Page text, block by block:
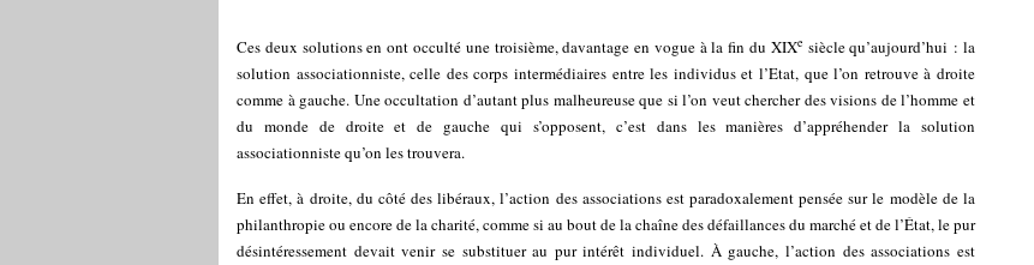
Ces deux solutions en ont occulté une troisième, davantage en vogue à la fin du XIXe siècle qu’aujourd’hui : la
solution associationniste, celle des corps intermédiaires entre les individus et l’Etat, que l’on retrouve à droite
comme à gauche. Une occultation d’autant plus malheureuse que si l’on veut chercher des visions de l’homme et
du monde de droite et de gauche qui s’opposent, c’est dans les manières d’appréhender la solution
associationniste qu’on les trouvera.
En effet, à droite, du côté des libéraux, l’action des associations est paradoxalement pensée sur le modèle de la
philanthropie ou encore de la charité, comme si au bout de la chaîne des défaillances du marché et de l’État, le pur
désintéressement devait venir se substituer au pur intérêt individuel. À gauche, l’action des associations est